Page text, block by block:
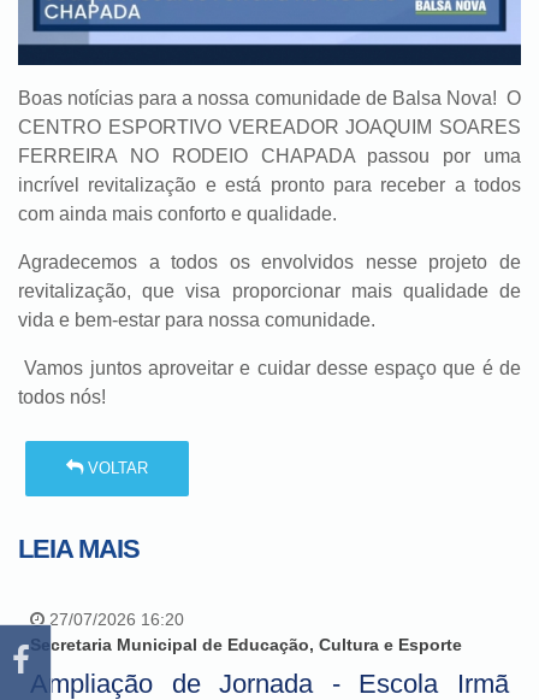
Boas notícias para a nossa comunidade de Balsa Nova! O
CENTRO ESPORTIVO VEREADOR JOAQUIM SOARES
FERREIRA NO RODEIO CHAPADA passou por uma
incrível revitalização e está pronto para receber a todos
com ainda mais conforto e qualidade.
Agradecemos a todos os envolvidos nesse projeto de
revitalização, que visa proporcionar mais qualidade de
vida e bem-estar para nossa comunidade.
Vamos juntos aproveitar e cuidar desse espaço que é de
todos nós!
VOLTAR
LEIA MAIS
27/07/2026 16:20
Secretaria Municipal de Educação, Cultura e Esporte
Ampliação de Jornada - Escola Irmã